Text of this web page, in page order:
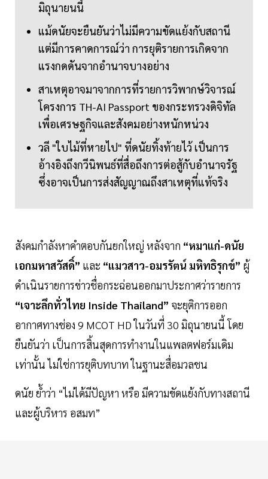
มิถุนายนนี้
แม้ดนัยจะยืนยันว่าไม่มีความขัดแย้งกับสถานี
แต่มีการคาดการณ์ว่า การยุติรายการเกิดจาก
แรงกดดันจากอำนาจบางอย่าง
สาเหตุอาจมาจากการที่รายการวิพากษ์วิจารณ์
โครงการ TH-AI Passport ของกระทรวงดิจิทัล
เพื่อเศรษฐกิจและสังคมอย่างหนักหน่วง
วลี "ใบไม้ที่หายไป" ที่ดนัยทิ้งท้ายไว้ เป็นการ
อ้างอิงถึงกวีนิพนธ์ที่สื่อถึงการต่อสู้กับอำนาจรัฐ
ซึ่งอาจเป็นการส่งสัญญาณถึงสาเหตุที่แท้จริง
สังคมกำลังหาคำตอบกันยกใหญ่ หลังจาก “หมาแก่-ดนัย
เอกมหาสวัสดิ์” และ “แมวสาว-อมรรัตน์ มหิทธิรุกข์” ผู้
ดำเนินรายการข่าวชื่อกระฉ่อนออกมาประกาศว่ารายการ
“เจาะลึกทั่วไทย Inside Thailand” จะยุติการออก
อากาศทางช่อง 9 MCOT HD ในวันที่ 30 มิถุนายนนี้ โดย
ยืนยันว่า เป็นการสิ้นสุดการทำงานในแพลตฟอร์มเดิม
เท่านั้น ไม่ใช่การยุติบทบาท ในฐานะสื่อมวลชน
ดนัย ย้ำว่า “ไม่ได้มีปัญหา หรือ มีความขัดแย้งกับทางสถานี
และผู้บริหาร อสมท”